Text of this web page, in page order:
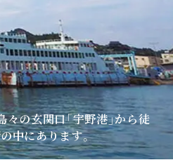
の玄関口「宇野港」から徒
中にあります。